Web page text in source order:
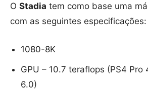
O Stadia tem como base uma
com as seguintes especificações:
1080-8K
GPU – 10.7 teraflops (PS4 Pro
6.0)